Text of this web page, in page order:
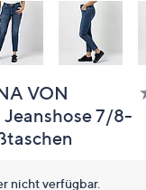
VON
Jeanshose 7/8-
nicht verfügbar.